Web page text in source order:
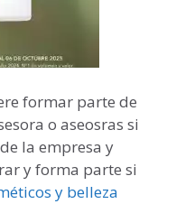
formar parte de
o aseosras si
la empresa y
y forma parte si
y belleza